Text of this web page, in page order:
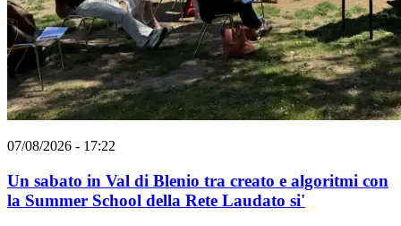
07/08/2026 - 17:22
Un sabato in Val di Blenio tra creato e algoritmi con
la Summer School della Rete Laudato si'